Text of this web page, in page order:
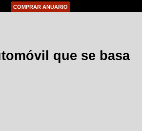
COMPRAR ANUARIO
que se basa